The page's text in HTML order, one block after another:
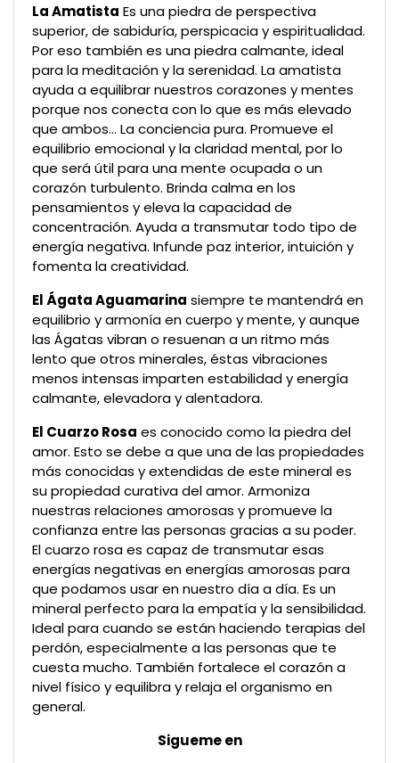
La Amatista Es una piedra de perspectiva
superior, de sabiduría, perspicacia y espiritualidad.
Por eso también es una piedra calmante, ideal
para la meditación y la serenidad. La amatista
ayuda a equilibrar nuestros corazones y mentes
porque nos conecta con lo que es más elevado
que ambos… La conciencia pura. Promueve el
equilibrio emocional y la claridad mental, por lo
que será útil para una mente ocupada o un
corazón turbulento. Brinda calma en los
pensamientos y eleva la capacidad de
concentración. Ayuda a transmutar todo tipo de
energía negativa. Infunde paz interior, intuición y
fomenta la creatividad.
El Ágata Aguamarina siempre te mantendrá en
equilibrio y armonía en cuerpo y mente, y aunque
las Ágatas vibran o resuenan a un ritmo más
lento que otros minerales, éstas vibraciones
menos intensas imparten estabilidad y energía
calmante, elevadora y alentadora.
El Cuarzo Rosa es conocido como la piedra del
amor. Esto se debe a que una de las propiedades
más conocidas y extendidas de este mineral es
su propiedad curativa del amor. Armoniza
nuestras relaciones amorosas y promueve la
confianza entre las personas gracias a su poder.
El cuarzo rosa es capaz de transmutar esas
energías negativas en energías amorosas para
que podamos usar en nuestro día a día. Es un
mineral perfecto para la empatía y la sensibilidad.
Ideal para cuando se están haciendo terapias del
perdón, especialmente a las personas que te
cuesta mucho. También fortalece el corazón a
nivel físico y equilibra y relaja el organismo en
general.
Sigueme en